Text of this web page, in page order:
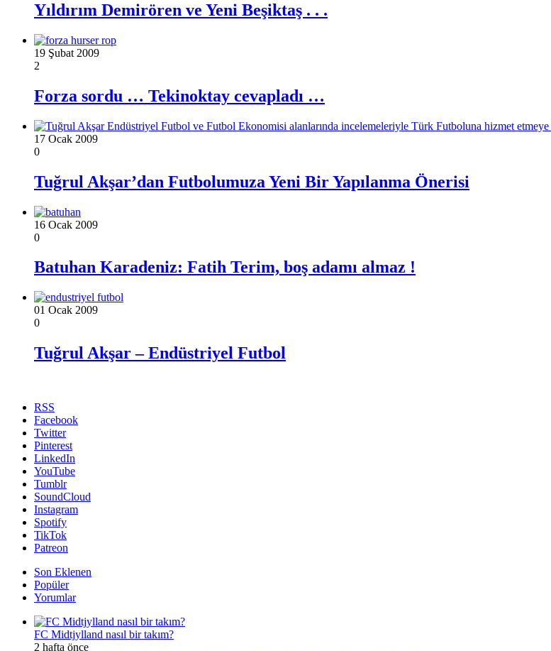
Yıldırım Demirören ve Yeni Beşiktaş . . .
19 Şubat 2009
2
Forza sordu … Tekinoktay cevapladı …
17 Ocak 2009
0
Tuğrul Akşar’dan Futbolumuza Yeni Bir Yapılanma Önerisi
16 Ocak 2009
0
Batuhan Karadeniz: Fatih Terim, boş adamı almaz !
01 Ocak 2009
0
Tuğrul Akşar – Endüstriyel Futbol
RSS
Facebook
Twitter
Pinterest
LinkedIn
YouTube
Tumblr
SoundCloud
Instagram
Spotify
TikTok
Patreon
Son Eklenen
Popüler
Yorumlar
FC Midtjylland nasıl bir takım?
2 hafta önce